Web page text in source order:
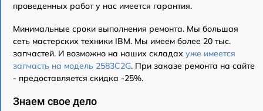
проведенных работ у нас имеется гарантия.
Минимальные сроки выполнения ремонта. Мы большая
сеть мастерских техники IBM. Мы имеем более 20 тыс.
запчастей. И возможно на наших складах уже имеется
запчасть на модель 2583C2G. При заказе ремонта на сайте
- предоставляется скидка -25%.
Знаем свое дело